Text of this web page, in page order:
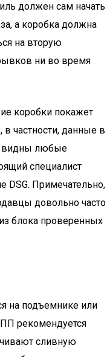
должен сам начать
а коробка должна
на вторую
ни во время
коробки покажет
в частности, данные в
видны любые
специалист
DSG. Примечательно,
довольно часто
блока проверенных
на подъемнике или
рекомендуется
сливную